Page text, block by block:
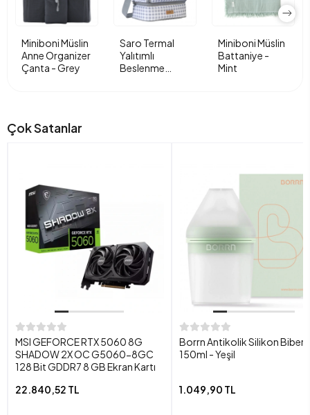
Miniboni Müslin
Anne Organizer
Çanta - Grey
Saro Termal
Yalıtımlı
Beslenme
Miniboni Müslin
Battaniye -
Mint
Çok Satanlar
MSI GEFORCE RTX 5060 8G
SHADOW 2X OC G5060-8GC
128 Bit GDDR7 8 GB Ekran Kartı
22.840,52 TL
Borrn Antikolik Silikon
150ml - Yeşil
1.049,90 TL